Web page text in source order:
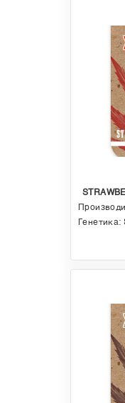
Генетика: